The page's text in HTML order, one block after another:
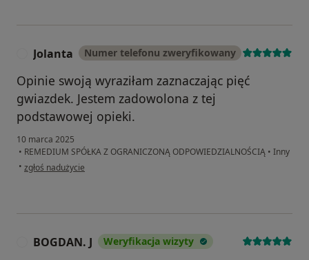
Jolanta Numer telefonu zweryfikowany
Opinie swoją wyraziłam zaznaczając pięć
gwiazdek. Jestem zadowolona z tej
podstawowej opieki.
10 marca 2025
• REMEDIUM SPÓŁKA Z OGRANICZONĄ ODPOWIEDZIALNOŚCIĄ • Inny
• w opinii użytkownika Jolanta
zgłoś nadużycie
BOGDAN. J Weryfikacja wizyty